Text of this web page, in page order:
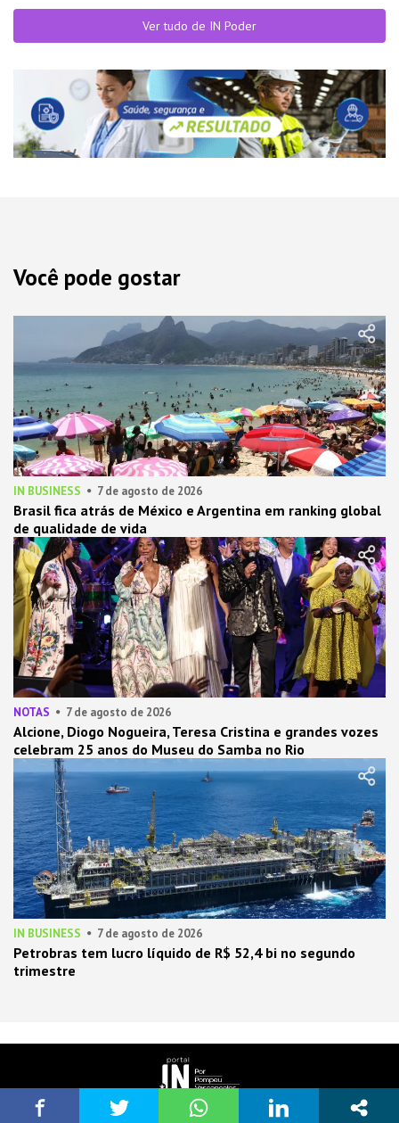
Ver tudo de IN Poder
Você pode gostar
IN BUSINESS 7 de agosto de 2026
Brasil fica atrás de México e Argentina em ranking global
de qualidade de vida
NOTAS 7 de agosto de 2026
Alcione, Diogo Nogueira, Teresa Cristina e grandes vozes
celebram 25 anos do Museu do Samba no Rio
IN BUSINESS 7 de agosto de 2026
Petrobras tem lucro líquido de R$ 52,4 bi no segundo
trimestre